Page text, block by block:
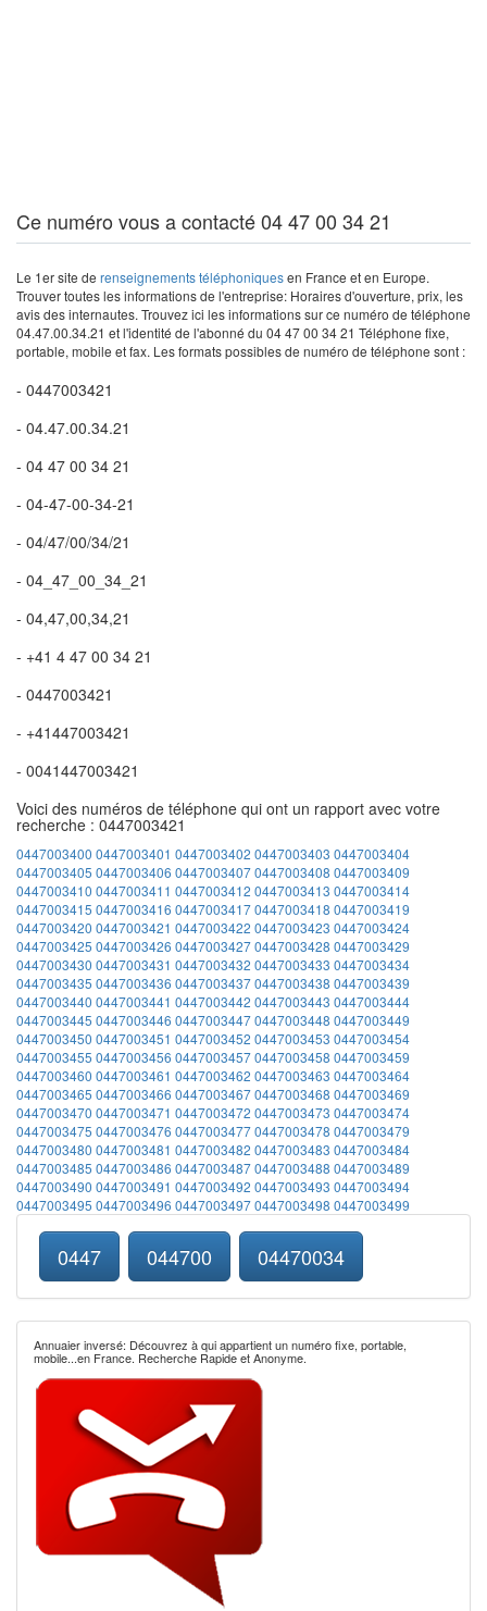
Ce numéro vous a contacté 04 47 00 34 21
Le 1er site de renseignements téléphoniquesen France et en Europe.
Trouver toutes les informations de l'entreprise: Horaires d'ouverture, prix, les
avis des internautes. Trouvez ici les informations sur ce numéro de téléphone
04.47.00.34.21 et l'identité de l'abonné du 04 47 00 34 21 Téléphone fixe,
portable, mobile et fax. Les formats possibles de numéro de téléphone sont :
- 0447003421
- 04.47.00.34.21
- 04 47 00 34 21
- 04-47-00-34-21
- 04/47/00/34/21
- 04_47_00_34_21
- 04,47,00,34,21
- +41 4 47 00 34 21
- 0447003421
- +41447003421
- 0041447003421
Voici des numéros de téléphone qui ont un rapport avec votre
recherche : 0447003421
0447003400 0447003401 0447003402 0447003403 0447003404
0447003405 0447003406 04470034070447003408 0447003409
0447003410 0447003411 0447003412 0447003413 0447003414
0447003415 0447003416 04470034170447003418 0447003419
0447003420 0447003421 0447003422 0447003423 0447003424
0447003425 0447003426 04470034270447003428 0447003429
0447003430 0447003431 0447003432 0447003433 0447003434
0447003435 0447003436 04470034370447003438 0447003439
0447003440 0447003441 0447003442 0447003443 0447003444
0447003445 0447003446 04470034470447003448 0447003449
0447003450 0447003451 0447003452 0447003453 0447003454
0447003455 0447003456 04470034570447003458 0447003459
0447003460 0447003461 0447003462 0447003463 0447003464
0447003465 0447003466 04470034670447003468 0447003469
0447003470 0447003471 0447003472 0447003473 0447003474
0447003475 0447003476 04470034770447003478 0447003479
0447003480 0447003481 0447003482 0447003483 0447003484
0447003485 0447003486 04470034870447003488 0447003489
0447003490 0447003491 0447003492 0447003493 0447003494
0447003495 0447003496 04470034970447003498 0447003499
0447 044700 04470034
Annuaier inversé: Découvrez à qui appartient un numéro fixe, portable,
mobile...en France. Recherche Rapide et Anonyme.